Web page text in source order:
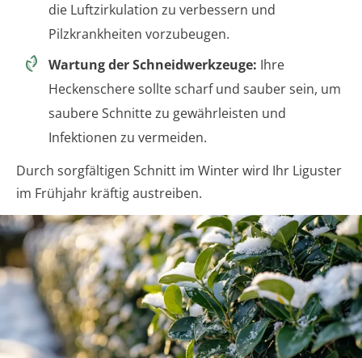
die Luftzirkulation zu verbessern und
Pilzkrankheiten vorzubeugen.
Wartung der Schneidwerkzeuge: Ihre
Heckenschere sollte scharf und sauber sein, um
saubere Schnitte zu gewährleisten und
Infektionen zu vermeiden.
Durch sorgfältigen Schnitt im Winter wird Ihr Liguster
im Frühjahr kräftig austreiben.